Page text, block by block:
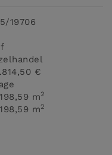
19706
€
m2
m2